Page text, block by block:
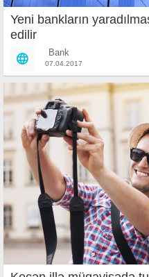
Yeni bankların
edilir
Bank
07.04.2017